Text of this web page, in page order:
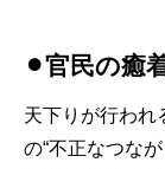
⚫︎官民の癒
天下りが行われ
の“不正なつな